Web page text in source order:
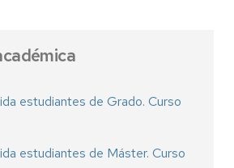
estudiantes de Grado. Curso
estudiantes de Máster. Curso